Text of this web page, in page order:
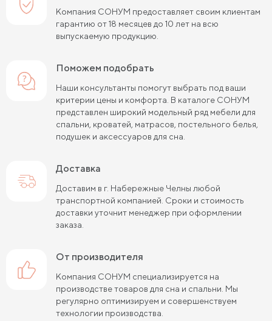
Компания СОНУМ предоставляет своим клиентам
гарантию от 18 месяцев до 10 лет на всю
выпускаемую продукцию.
Поможем подобрать
Наши консультанты помогут выбрать под ваши
критерии цены и комфорта. В каталоге СОНУМ
представлен широкий модельный ряд мебели для
спальни, кроватей, матрасов, постельного белья,
подушек и аксессуаров для сна.
Доставка
Доставим в г. Набережные Челны любой
транспортной компанией. Сроки и стоимость
доставки уточнит менеджер при оформлении
заказа.
от производителя
Компания СОНУМ специализируется на
производстве товаров для сна и спальни. Мы
регулярно оптимизируем и совершенствуем
технологии производства.